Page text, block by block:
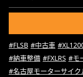
#FLSB #中古車
#納車整備 #FXLRS #モ
#名古屋モーターサイク